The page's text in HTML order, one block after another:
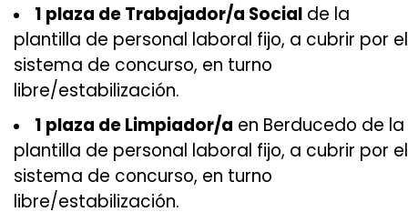
1 plaza de Trabajador/a Social de la
plantilla de personal laboral fijo, a cubrir por el
sistema de concurso, en turno
libre/estabilización.
1 plaza de Limpiador/a en Berducedo de la
plantilla de personal laboral fijo, a cubrir por el
sistema de concurso, en turno
libre/estabilización.